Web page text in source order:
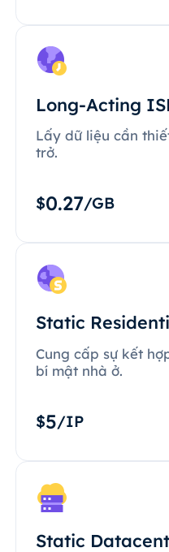
Long-Acting
Lấy dữ liệu cần
trở.
$0.27/GB
Static
Cung cấp sự kết
bí mật nhà ở.
$5/IP
Static